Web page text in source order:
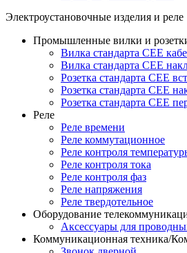
Электроустановочные изделия и реле
Промышленные вилки и
Вилка стандарта CEE
Вилка стандарта CEE
Розетка стандарта CEE
Розетка стандарта СЕЕ
Розетка стандарта СЕЕ
Реле
Реле времени
Реле коммутационное
Реле контроля
Реле контроля тока
Реле контроля фаз
Реле напряжения
Реле твердотельное
Оборудование
Аксессуары для
Коммуникационная техника/